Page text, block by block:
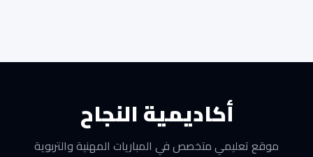
أكاديمية النجاح
موقع تعليمي متخصص في المباريات المهنية والتربوية